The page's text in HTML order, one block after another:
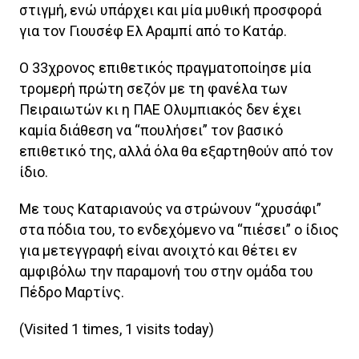
στιγμή, ενώ υπάρχει και μία μυθική προσφορά
για τον Γιουσέφ Ελ Αραμπί από το Κατάρ.
Ο 33χρονος επιθετικός πραγματοποίησε μία
τρομερή πρώτη σεζόν με τη φανέλα των
Πειραιωτών κι η ΠΑΕ Ολυμπιακός δεν έχει
καμία διάθεση να “πουλήσει” τον βασικό
επιθετικό της, αλλά όλα θα εξαρτηθούν από τον
ίδιο.
Με τους Καταριανούς να στρώνουν “χρυσάφι”
στα πόδια του, το ενδεχόμενο να “πιέσει” ο ίδιος
για μετεγγραφή είναι ανοιχτό και θέτει εν
αμφιβόλω την παραμονή του στην ομάδα του
Πέδρο Μαρτίνς.
(Visited 1 times, 1 visits today)